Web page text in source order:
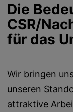
Die
CSR/
für das
Wir bringen
unseren
attraktive